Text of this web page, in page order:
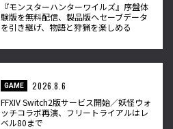
『モンスターハンターワイルズ』序盤体
験版を無料配信、製品版へセーブデータ
を引き継げ、物語と狩猟を楽しめる
GAME
2026.8.6
FFXIV Switch2版サービス開始／妖怪ウォ
ッチコラボ再演、フリートライアルはレ
ベル80まで